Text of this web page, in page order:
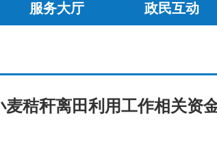
服务大厅 政民互动
麦秸秆离田利用工作相关资